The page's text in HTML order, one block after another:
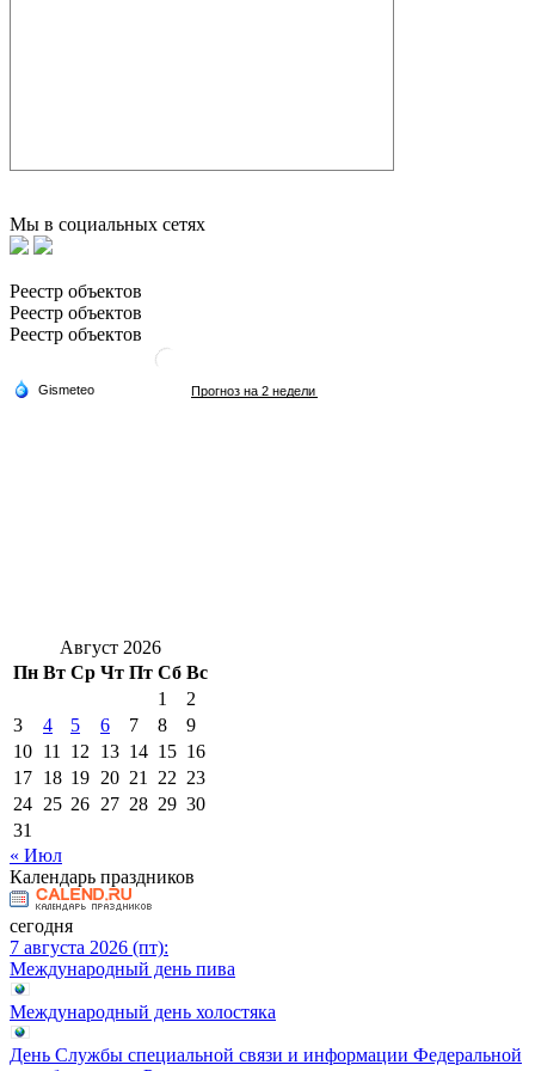
Мы в социальных сетях
Реестр объектов
Реестр объектов
Реестр объектов
Август 2026
Пн Вт Ср Чт Пт Сб Вс
1
2
3
4 5 6 7 8
9
10 11 12 13 14 15 16
17 18 19 20 21 22 23
24 25 26 27 28 29 30
31
« Июл
Календарь праздников
сегодня
7 августа 2026 (пт):
Международный день пива
Международный день холостяка
День Службы специальной связи и информации Федеральной